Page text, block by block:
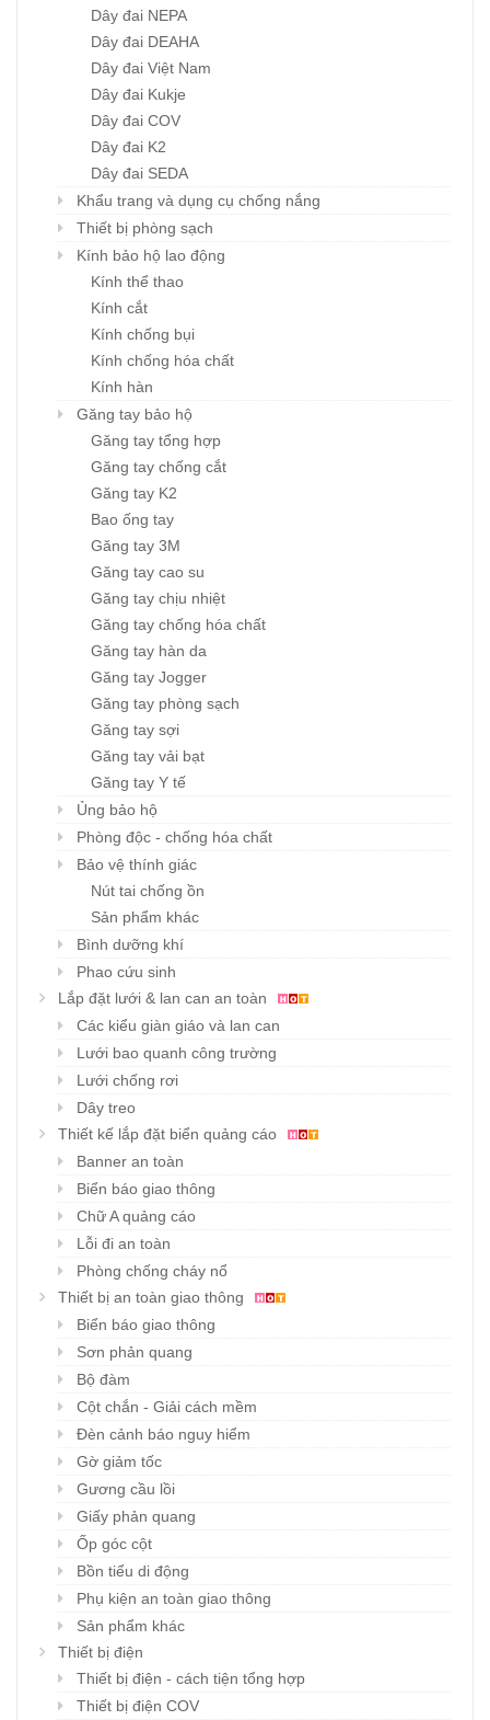
Dây đai NEPA
Dây đai DEAHA
Dây đai Việt Nam
Dây đai Kukje
Dây đai COV
Dây đai K2
Dây đai SEDA
Khẩu trang và dụng cụ chống nắng
Thiết bị phòng sạch
Kính bảo hộ lao động
Kính thể thao
Kính cắt
Kính chống bụi
Kính chống hóa chất
Kính hàn
Găng tay bảo hộ
Găng tay tổng hợp
Găng tay chống cắt
Găng tay K2
Bao ống tay
Găng tay 3M
Găng tay cao su
Găng tay chịu nhiệt
Găng tay chống hóa chất
Găng tay hàn da
Găng tay Jogger
Găng tay phòng sạch
Găng tay sợi
Găng tay vải bạt
Găng tay Y tế
Ủng bảo hộ
Phòng độc - chống hóa chất
Bảo vệ thính giác
Nút tai chống ồn
Sản phẩm khác
Bình dưỡng khí
Phao cứu sinh
Lắp đặt lưới & lan can an toàn
Các kiểu giàn giáo và lan can
Lưới bao quanh công trường
Lưới chống rơi
Dây treo
Thiết kế lắp đặt biển quảng cáo
Banner an toàn
Biển báo giao thông
Chữ A quảng cáo
Lỗi đi an toàn
Phòng chống cháy nổ
Thiết bị an toàn giao thông
Biển báo giao thông
Sơn phản quang
Bộ đàm
Cột chắn - Giải cách mềm
Đèn cảnh báo nguy hiểm
Gờ giảm tốc
Gương cầu lồi
Giấy phản quang
Ốp góc cột
Bồn tiểu di động
Phụ kiện an toàn giao thông
Sản phẩm khác
Thiết bị điện
Thiết bị điện - cách tiện tổng hợp
Thiết bị điện COV